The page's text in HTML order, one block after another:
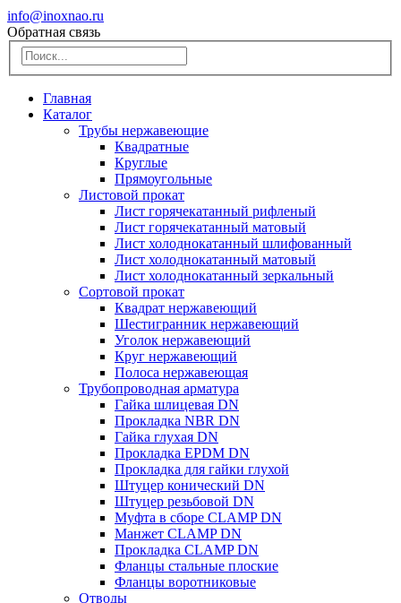
info@inoxnao.ru
Обратная связь
Главная
Каталог
Трубы нержавеющие
Квадратные
Круглые
Прямоугольные
Листовой прокат
Лист горячекатанный рифленый
Лист горячекатанный матовый
Лист холоднокатанный шлифованный
Лист холоднокатанный матовый
Лист холоднокатанный зеркальный
Сортовой прокат
Квадрат нержавеющий
Шестигранник нержавеющий
Уголок нержавеющий
Круг нержавеющий
Полоса нержавеющая
Трубопроводная арматура
Гайка шлицевая DN
Прокладка NBR DN
Гайка глухая DN
Прокладка EPDM DN
Прокладка для гайки глухой
Штуцер конический DN
Штуцер резьбовой DN
Муфта в сборе CLAMP DN
Манжет CLAMP DN
Прокладка CLAMP DN
Фланцы стальные плоские
Фланцы воротниковые
Отводы